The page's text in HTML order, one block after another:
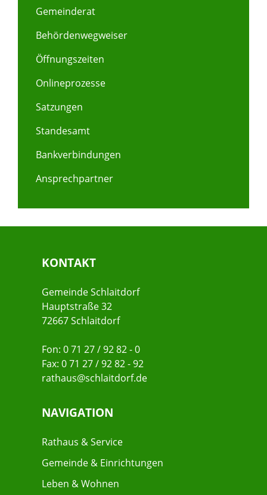
Gemeinderat
Behördenwegweiser
Öffnungszeiten
Onlineprozesse
Satzungen
Standesamt
Bankverbindungen
Ansprechpartner
KONTAKT
Gemeinde Schlaitdorf
Hauptstraße 32
72667 Schlaitdorf
Fon: 0 71 27 / 92 82 - 0
Fax: 0 71 27 / 92 82 - 92
rathaus@schlaitdorf.de
NAVIGATION
Rathaus & Service
Gemeinde & Einrichtungen
Leben & Wohnen